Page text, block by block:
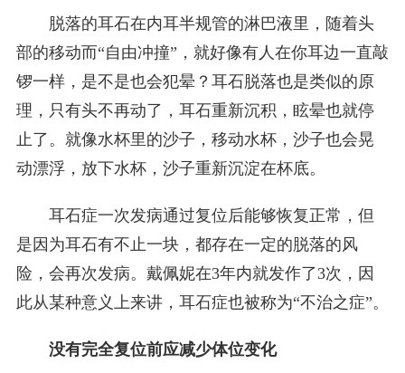
脱落的耳石在内耳半规管的淋巴液里，随着头
部的移动而“自由冲撞”，就好像有人在你耳边一直敲
锣一样，是不是也会犯晕？耳石脱落也是类似的原
理，只有头不再动了，耳石重新沉积，眩晕也就停
止了。就像水杯里的沙子，移动水杯，沙子也会晃
动漂浮，放下水杯，沙子重新沉淀在杯底。
耳石症一次发病通过复位后能够恢复正常，但
是因为耳石有不止一块，都存在一定的脱落的风
险，会再次发病。戴佩妮在3年内就发作了3次，因
此从某种意义上来讲，耳石症也被称为“不治之症”。
没有完全复位前应减少体位变化